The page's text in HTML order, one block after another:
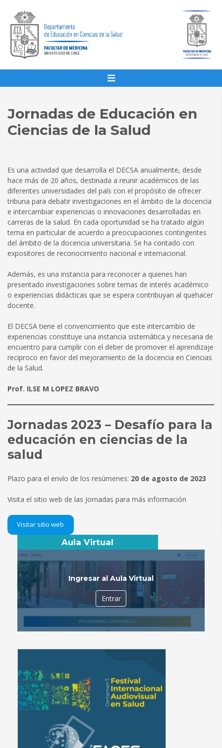
Jornadas de Educación en
Ciencias de la Salud
Es una actividad que desarrolla el DECSA anualmente, desde
hace más de 20 años, destinada a reunir académicos de las
diferentes universidades del país con el propósito de ofrecer
tribuna para debatir investigaciones en el ámbito de la docencia
e intercambiar experiencias o innovaciones desarrolladas en
carreras de la salud. En cada oportunidad se ha tratado algún
tema en particular de acuerdo a preocupaciones contingentes
del ámbito de la docencia universitaria. Se ha contado con
expositores de reconocimiento nacional e internacional.
Además, es una instancia para reconocer a quienes han
presentado investigaciones sobre temas de interés académico
o experiencias didácticas que se espera contribuyan al quehacer
docente.
El DECSA tiene el convencimiento que este intercambio de
experiencias constituye una instancia sistemática y necesaria de
encuentro para cumplir con el deber de promover el aprendizaje
reciproco en favor del mejoramiento de la docencia en Ciencias
de la Salud.
Prof. ILSE M LOPEZ BRAVO
Jornadas 2023 – Desafío para la
educación en ciencias de la
salud
Plazo para el envío de los resúmenes: 20 de agosto de 2023
Visita el sitio web de las Jornadas para más información
Visitar sitio web
Aula Virtual
Ingresar al Aula Virtual
Entrar